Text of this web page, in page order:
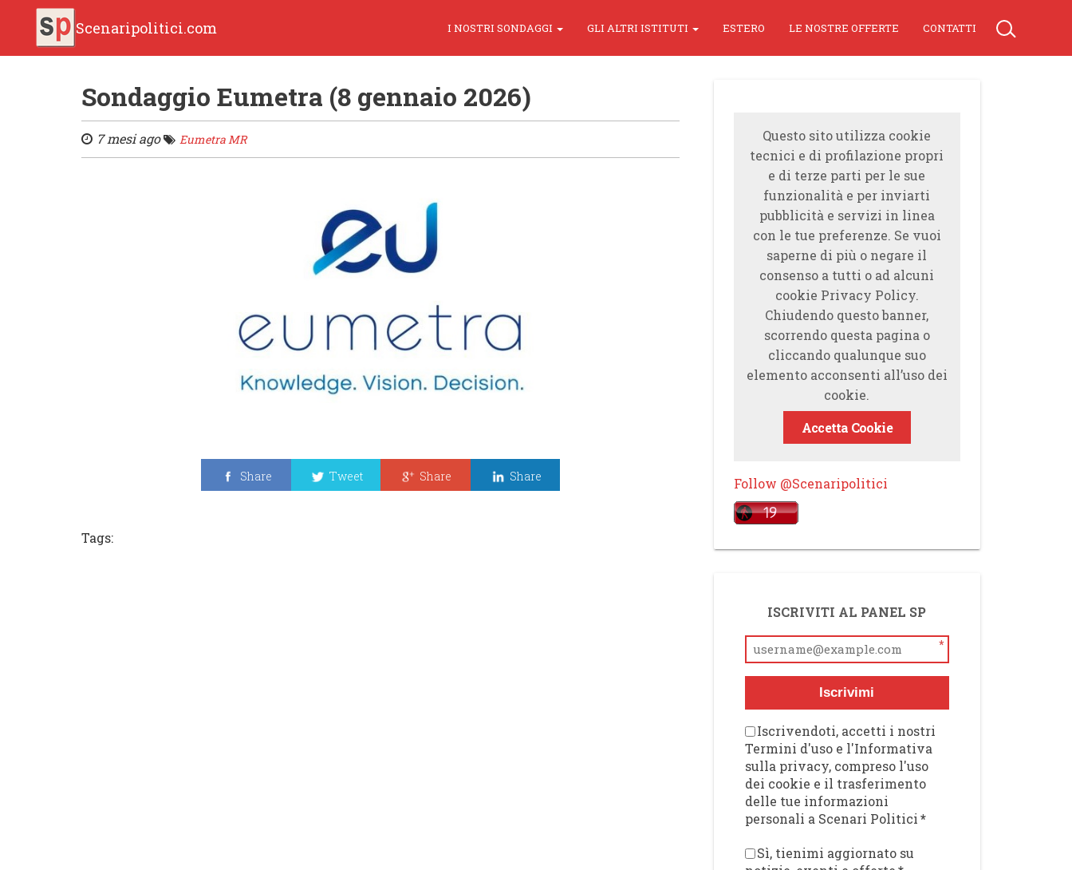
Scenaripolitici.com I NOSTRI SONDAGGI GLI ALTRI ISTITUTI ESTERO LE NOSTRE OFFERTE CONTATTI
Sondaggio Eumetra (8 gennaio 2026)
7 mesi ago Eumetra MR
Share Tweet Share Share
Tags:
Questo sito utilizza cookie
tecnici e di profilazione propri
e di terze parti per le sue
funzionalità e per inviarti
pubblicità e servizi in linea
con le tue preferenze. Se vuoi
saperne di più o negare il
consenso a tutti o ad alcuni
cookie Privacy Policy.
Chiudendo questo banner,
scorrendo questa pagina o
cliccando qualunque suo
elemento acconsenti all’uso dei
cookie.
Accetta Cookie
Follow @Scenaripolitici
ISCRIVITI AL PANEL SP
*
Iscrivimi
Iscrivendoti, accetti i nostri
Termini d'uso e l'Informativa
sulla privacy, compreso l'uso
dei cookie e il trasferimento
delle tue informazioni
personali a Scenari Politici*
Sì, tienimi aggiornato su